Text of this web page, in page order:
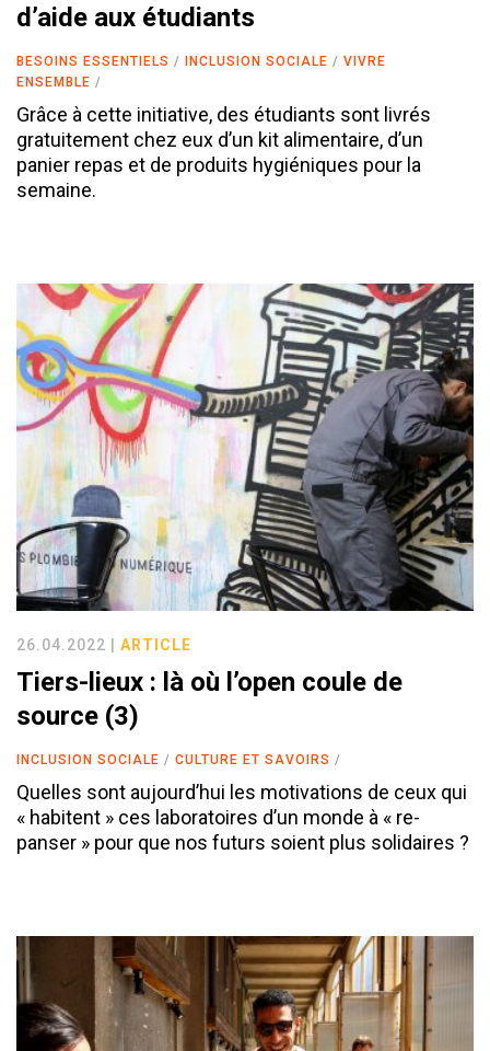
d’aide aux étudiants
BESOINS ESSENTIELS INCLUSION SOCIALE
VIVRE
ENSEMBLE
Grâce à cette initiative, des étudiants sont livrés
gratuitement chez eux d’un kit alimentaire, d’un
panier repas et de produits hygiéniques pour la
semaine.
26.04.2022 | ARTICLE
Tiers-lieux : là où l’open coule de
source (3)
INCLUSION SOCIALE CULTURE ET SAVOIRS
Quelles sont aujourd’hui les motivations de ceux qui
« habitent » ces laboratoires d’un monde à « re-
panser » pour que nos futurs soient plus solidaires ?